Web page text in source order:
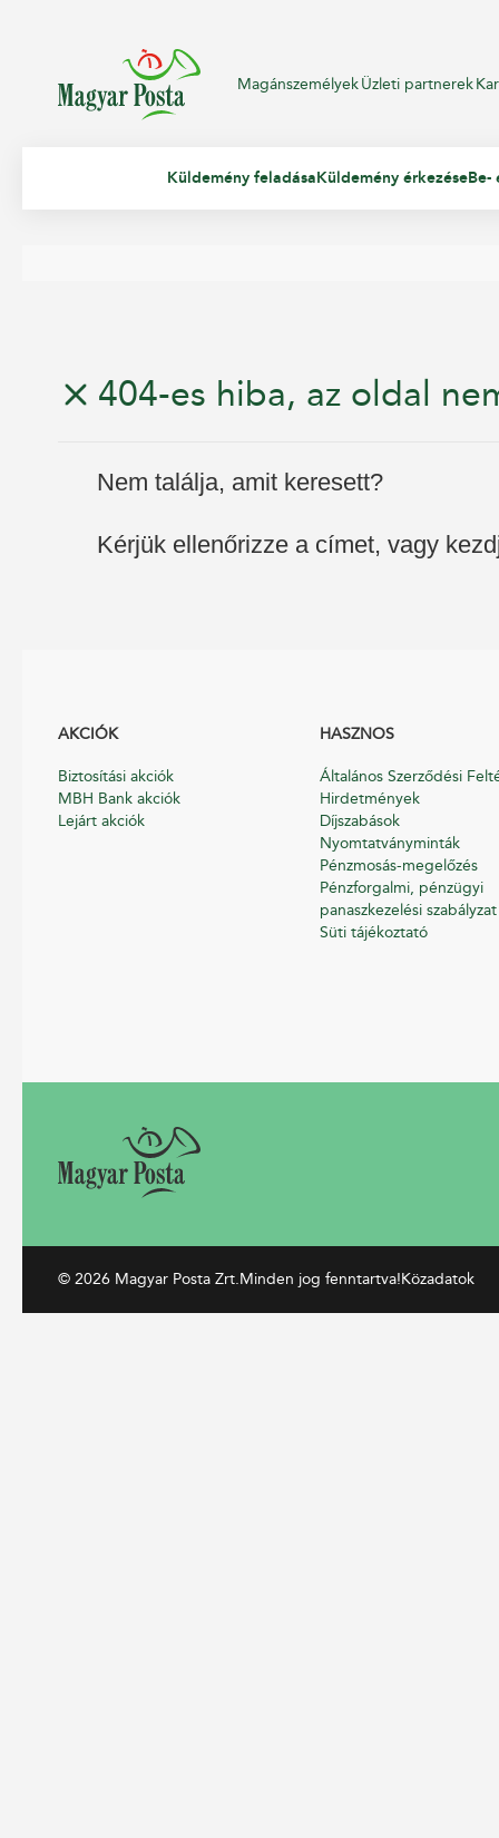
MagánszemélyekÜzleti partnerek
Küldemény feladásaKüldemény érkezéseBe-
404-es hiba, az oldal
Nem találja, amit keresett?
Kérjük ellenőrizze a címet, vagy
AKCIÓK
Biztosítási akciók
MBH Bank akciók
Lejárt akciók
HASZNOS
Általános Szerződési
Hirdetmények
Díjszabások
Nyomtatványminták
Pénzmosás-megelőzés
Pénzforgalmi, pénzügyi
panaszkezelési szabályzat
Süti tájékoztató
© 2026 Magyar Posta Zrt.Minden jog fenntartva!Közadatok